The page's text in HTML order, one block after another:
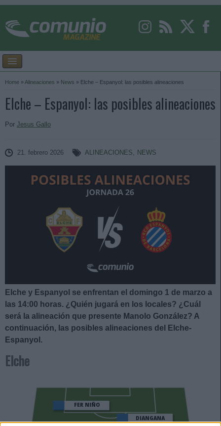
Home »Alineaciones » News » Elche – Espanyol: las posibles alineaciones
Elche – Espanyol: las posibles alineaciones
Por Jesus Gallo
21. febrero 2026 ALINEACIONES, NEWS
Elche y Espanyol se enfrentan el domingo 1 de marzo a
las 14:00 horas. ¿Quién jugará en los locales? ¿Cuál
será la alineación que presente Manolo González? A
continuación, las posibles alineaciones del Elche-
Espanyol.
Elche
FER NIÑO
DIANGANA